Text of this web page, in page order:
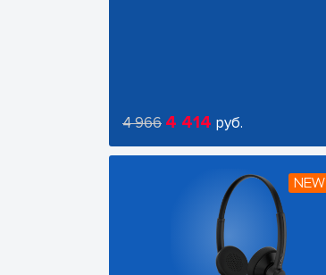
4 966 4 414 руб.
NEW